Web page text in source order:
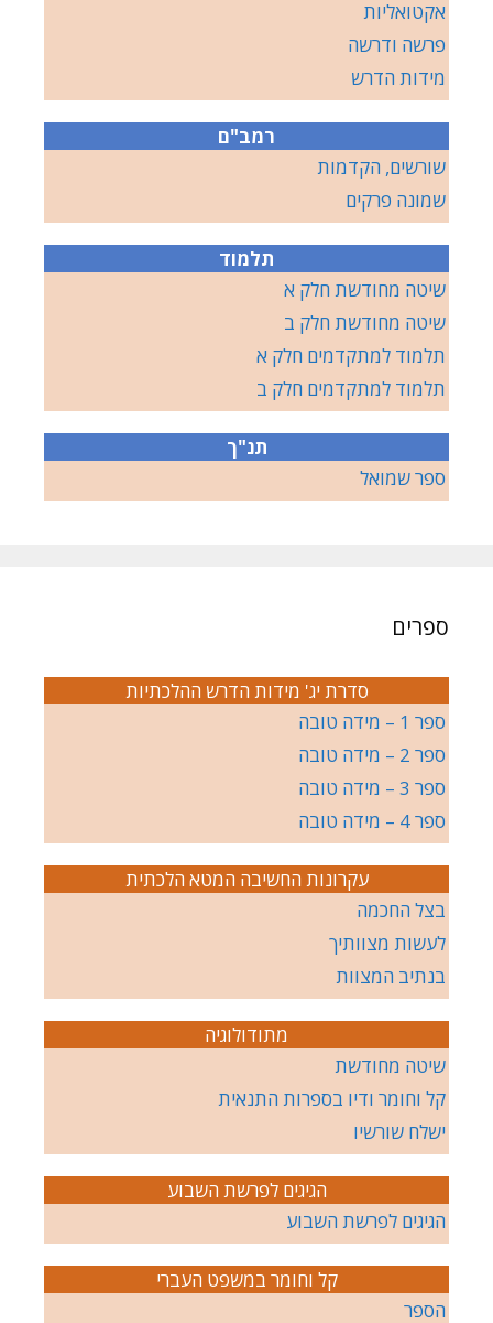
אקטואליות
פרשה ודרשה
מידות הדרש
רמב"ם
שורשים, הקדמות
שמונה פרקים
תלמוד
שיטה מחודשת חלק א
שיטה מחודשת חלק ב
תלמוד למתקדמים חלק א
תלמוד למתקדמים חלק ב
תנ"ך
ספר שמואל
ספרים
סדרת יג' מידות הדרש ההלכתיות
ספר 1 – מידה טובה
ספר 2 – מידה טובה
ספר 3 – מידה טובה
ספר 4 – מידה טובה
עקרונות החשיבה המטא הלכתית
בצל החכמה
לעשות מצוותיך
בנתיב המצוות
מתודולוגיה
שיטה מחודשת
קל וחומר ודיו בספרות התנאית
ישלח שורשיו
הגיגים לפרשת השבוע
הגיגים לפרשת השבוע
קל וחומר במשפט העברי
הספר